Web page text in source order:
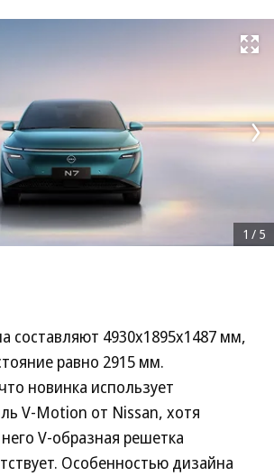
Развернуть
1 / 5
составляют 4930x1895x1487 мм,
равно 2915 мм.
новинка использует
V-Motion от Nissan, хотя
V-образная решетка
Особенностью дизайна